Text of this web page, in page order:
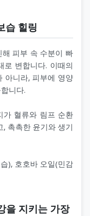
습 힐링
피부 속 수분이 빠
로 변합니다. 이때의
아니라, 피부에 영양
니다.
가 혈류와 림프 순환
촉촉한 윤기와 생기
), 호호바 오일(민감
을 지키는 가장